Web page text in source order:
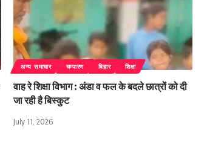
अन्य समाचार चम्पारण बिहार शिक्षा
वाह रे शिक्षा विभाग : अंडा व फल के बदले छात्रों को दी
जा रही है बिस्कुट
July 11, 2026